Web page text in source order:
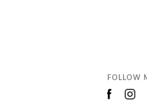
FOLLOW